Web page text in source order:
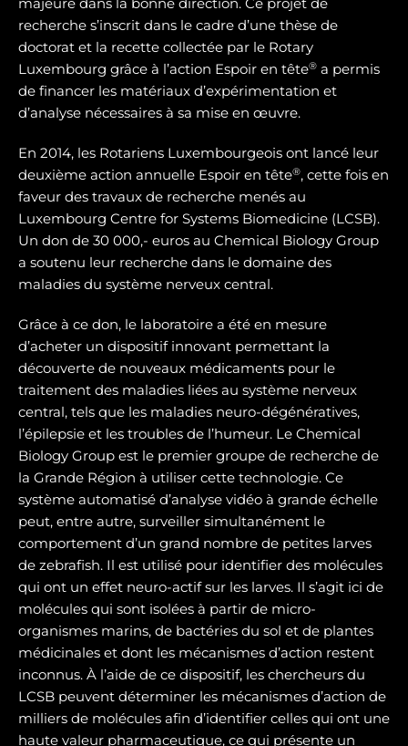
recherche s’inscrit dans le cadre d’une thèse de
doctorat et la recette collectée par le Rotary
Luxembourg grâce à l’action Espoir en tête® a permis
de financer les matériaux d’expérimentation et
d’analyse nécessaires à sa mise en œuvre.
En 2014, les Rotariens Luxembourgeois ont lancé leur
deuxième action annuelle Espoir en tête®, cette fois en
faveur des travaux de recherche menés au
Luxembourg Centre for Systems Biomedicine (LCSB).
Un don de 30 000,- euros au Chemical Biology Group
a soutenu leur recherche dans le domaine des
maladies du système nerveux central.
Grâce à ce don, le laboratoire a été en mesure
d’acheter un dispositif innovant permettant la
découverte de nouveaux médicaments pour le
traitement des maladies liées au système nerveux
central, tels que les maladies neuro-dégénératives,
l’épilepsie et les troubles de l’humeur. Le Chemical
Biology Group est le premier groupe de recherche de
la Grande Région à utiliser cette technologie. Ce
système automatisé d’analyse vidéo à grande échelle
peut, entre autre, surveiller simultanément le
comportement d’un grand nombre de petites larves
de zebrafish. Il est utilisé pour identifier des molécules
qui ont un effet neuro-actif sur les larves. Il s’agit ici de
molécules qui sont isolées à partir de micro-
organismes marins, de bactéries du sol et de plantes
médicinales et dont les mécanismes d’action restent
inconnus. À l’aide de ce dispositif, les chercheurs du
LCSB peuvent déterminer les mécanismes d’action de
milliers de molécules afin d’identifier celles qui ont une
haute valeur pharmaceutique, ce qui présente un